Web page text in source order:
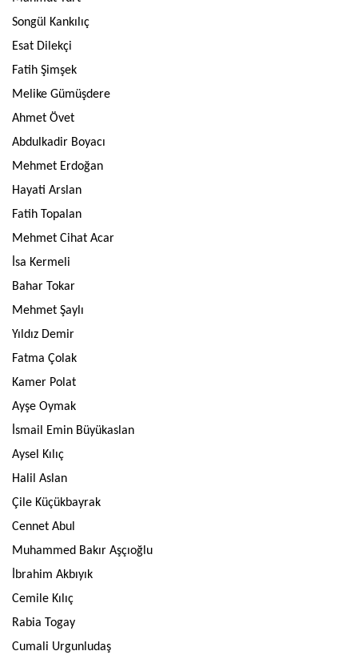
Songül Kankılıç
Esat Dilekçi
Fatih Şimşek
Melike Gümüşdere
Ahmet Övet
Abdulkadir Boyacı
Mehmet Erdoğan
Hayati Arslan
Fatih Topalan
Mehmet Cihat Acar
İsa Kermeli
Bahar Tokar
Mehmet Şaylı
Yıldız Demir
Fatma Çolak
Kamer Polat
Ayşe Oymak
İsmail Emin Büyükaslan
Aysel Kılıç
Halil Aslan
Çile Küçükbayrak
Cennet Abul
Muhammed Bakır Aşçıoğlu
İbrahim Akbıyık
Cemile Kılıç
Rabia Togay
Cumali Urgunludaş